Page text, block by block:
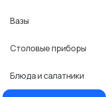
Вазы
Столовые приборы
Блюда и салатники